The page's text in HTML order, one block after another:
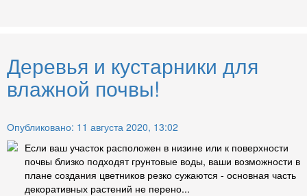
Деревья и кустарники для
влажной почвы!
Опубликовано: 11 августа 2020, 13:02
Если ваш участок расположен в низине или к поверхности
почвы близко подходят грунтовые воды, ваши возможности в
плане создания цветников резко сужаются - основная часть
декоративных растений не перено...